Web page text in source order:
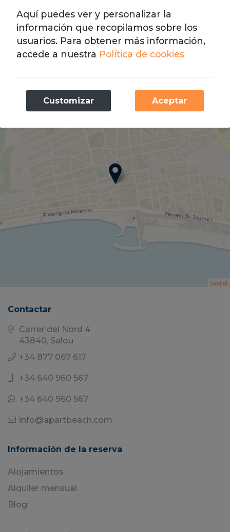
Leaflet
He leído y acepto lapolítica de privacidad.
Contactar
Carrer del Nord 4
43840, Salou
+34 877 067 617
+34 640 960 567
+34 640 960 567
info@apartbeach.com
Información de la reserva
Alojamientos
Alquiler mensual
Blog
Aquí puedes ver y personalizar la
información que recopilamos sobre los
usuarios. Para obtener más información,
accede a nuestra Política de cookies
Necesarias
Estas cookies son necesarias para el
Analíticas
Almacenamos cookies con Google Analytics
para elaborar estadísticas sobre el tráfico y
volumen de visitas del sitio web.
Customizar Aceptar